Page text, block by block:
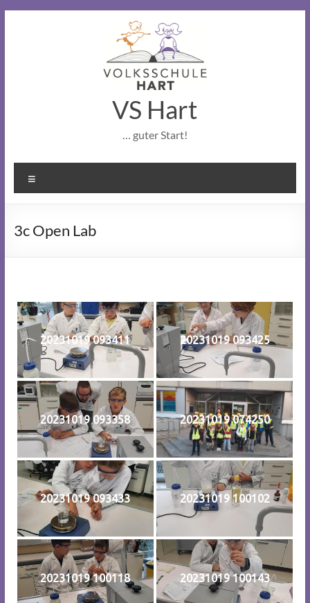
VS Hart
… guter Start!
3c Open Lab
20231019 093411 20231019 093425
20231019 093358 20231019 074250
20231019 093433 20231019 100102
20231019 100118 20231019 100143